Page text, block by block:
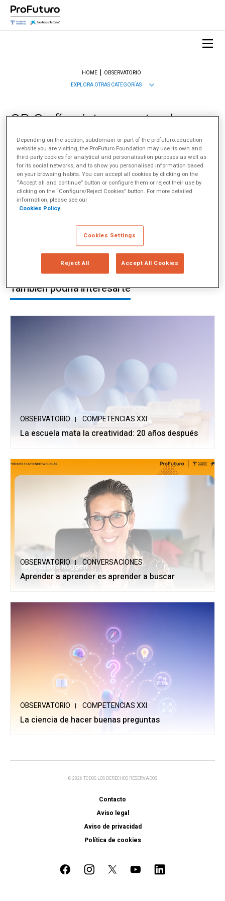
HOME
OBSERVATORIO
EXPLORA OTRAS CATEGORÍAS
QR-Grafías: interconectando
soportes y mundos
30 octubre 2014
TEMAS
Metodologías innovadoras y evaluación digital
Recursos digitales
COMPARTIR
También podría interesarte
OBSERVATORIO COMPETENCIAS XXI
La escuela mata la creatividad: 20 años después
OBSERVATORIO CONVERSACIONES
Aprender a aprender es aprender a buscar
OBSERVATORIO COMPETENCIAS XXI
La ciencia de hacer buenas preguntas
© 2026 TODOS LOS DERECHOS RESERVADOS
Contacto
Aviso legal
Aviso de privacidad
Política de cookies
Depending on the section, subdomain or part of the profuturo.education
website you are visiting, the ProFuturo Foundation may use its own and
third-party cookies for analytical and personalisation purposes as well as
for its social networks, and to show you personalised information based
on your browsing habits. You can accept all cookies by clicking on the
“Accept all and continue” button or configure them or reject their use by
clicking on the “Configure/Reject Cookies” button. For more detailed
information, please see our
Cookies Policy
Cookies Settings
Reject All Accept All Cookies